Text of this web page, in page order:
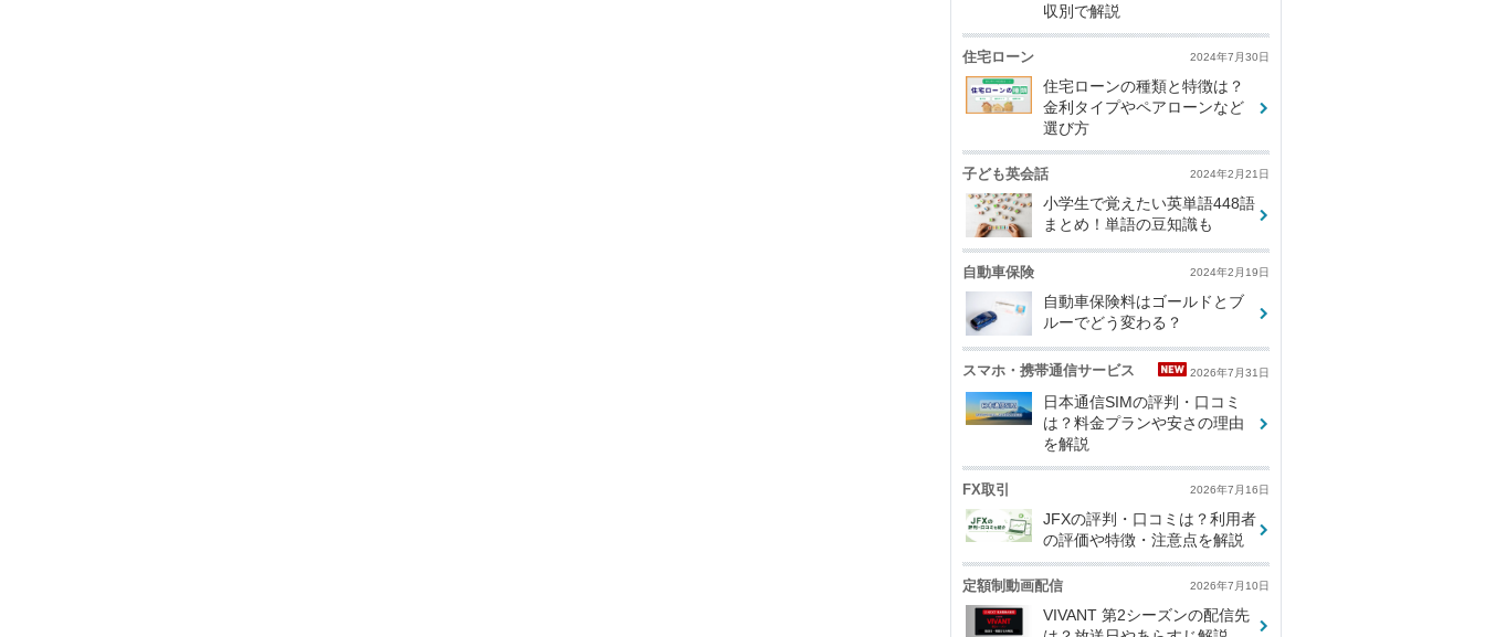
収別で解説
住宅ローン 2024年7月30日
住宅ローンの種類と特徴は？
金利タイプやペアローンなど
選び方
子ども英会話 2024年2月21日
小学生で覚えたい英単語448語
まとめ！単語の豆知識も
自動車保険 2024年2月19日
自動車保険料はゴールドとブ
ルーでどう変わる？
スマホ・携帯通信サービス 2026年7月31日
日本通信SIMの評判・口コミ
は？料金プランや安さの理由
を解説
FX取引 2026年7月16日
JFXの評判・口コミは？利用者
の評価や特徴・注意点を解説
定額制動画配信 2026年7月10日
VIVANT 第2シーズンの配信先